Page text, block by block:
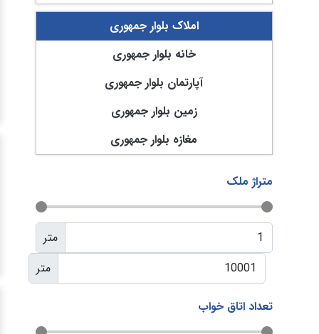
املاک بلوار جمهوری
خانه بلوار جمهوری
آپارتمان بلوار جمهوری
زمین بلوار جمهوری
مغازه بلوار جمهوری
متراژ ملک
متر
متر
تعداد اتاق خواب